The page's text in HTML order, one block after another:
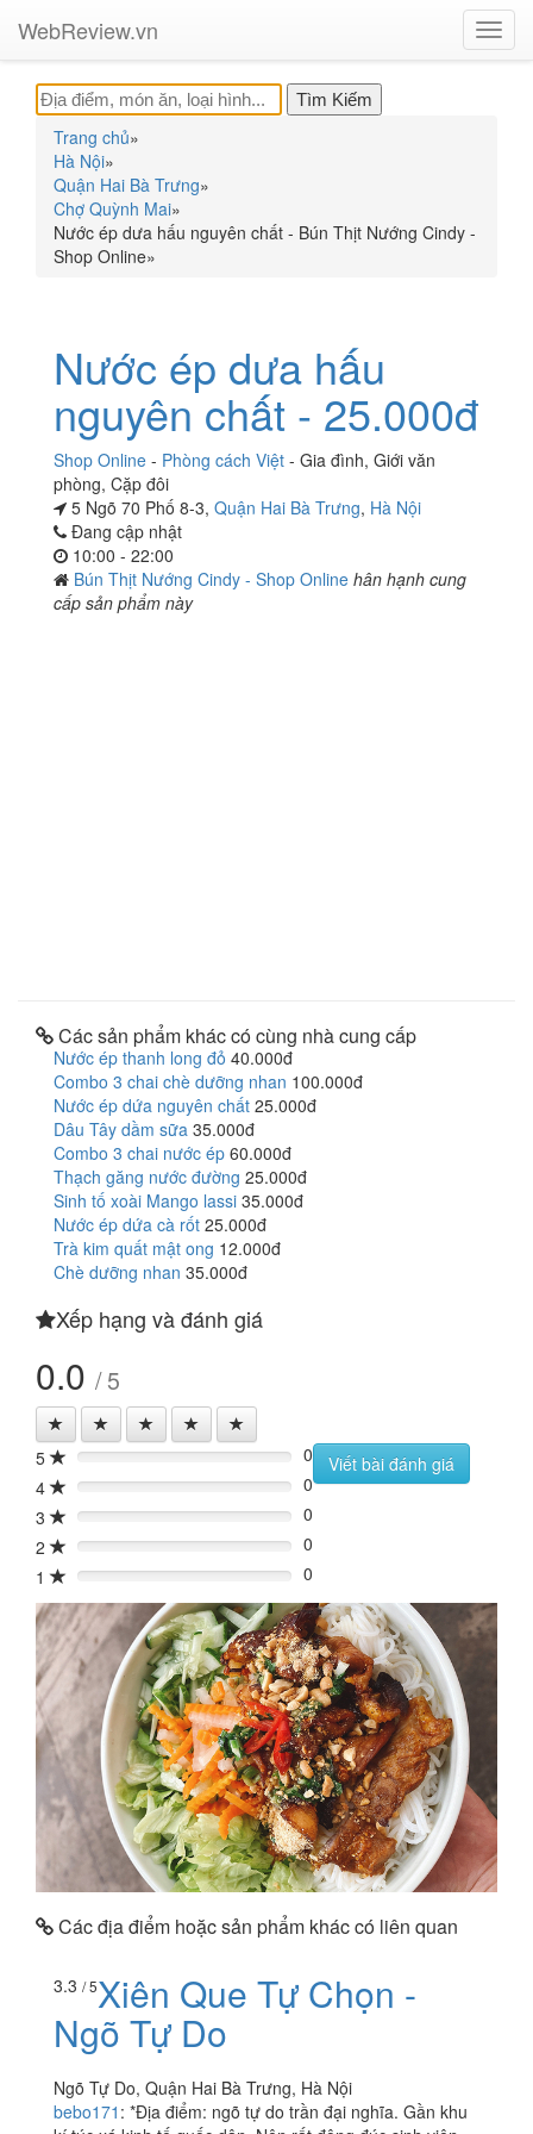
WebReview.vn
Trang chủ»
Hà Nội»
Quận Hai Bà Trưng»
Chợ Quỳnh Mai»
Nước ép dưa hấu nguyên chất - Bún Thịt Nướng Cindy -
Shop Online»
Nước ép dưa hấu
nguyên chất - 25.000đ
Shop Online - Phòng cách Việt - Gia đình, Giới văn
phòng, Cặp đôi
5 Ngõ 70 Phố 8-3, Quận Hai Bà Trưng, Hà Nội
Đang cập nhật
10:00 - 22:00
Bún Thịt Nướng Cindy - Shop Online hân hạnh cung
cấp sản phẩm này
Các sản phẩm khác có cùng nhà cung cấp
Nước ép thanh long đỏ 40.000đ
Combo 3 chai chè dưỡng nhan 100.000đ
Nước ép dứa nguyên chất 25.000đ
Dâu Tây dầm sữa 35.000đ
Combo 3 chai nước ép 60.000đ
Thạch găng nước đường 25.000đ
Sinh tố xoài Mango lassi 35.000đ
Nước ép dứa cà rốt 25.000đ
Trà kim quất mật ong 12.000đ
Chè dưỡng nhan 35.000đ
Xếp hạng và đánh giá
0.0 / 5
5 0%
0
4
0%
0
3
0%
0
2
0%
0
1
0% 0
Viết bài đánh giá
Các địa điểm hoặc sản phẩm khác có liên quan
3.3 / 5Xiên Que Tự Chọn -
Ngõ Tự Do
Ngõ Tự Do, Quận Hai Bà Trưng, Hà Nội
bebo171 : *Địa điểm: ngõ tự do trần đại nghĩa. Gần khu